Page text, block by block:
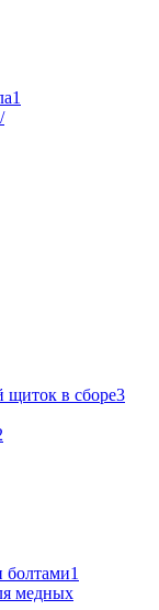
1
щиток в сборе3
болтами1
медных